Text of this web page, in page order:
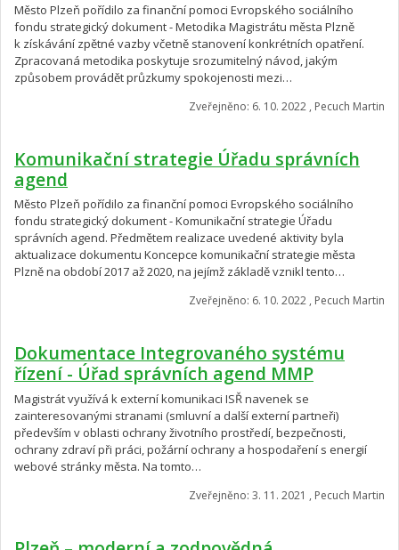
Město Plzeň pořídilo za finanční pomoci Evropského sociálního
fondu strategický dokument - Metodika Magistrátu města Plzně
k získávání zpětné vazby včetně stanovení konkrétních opatření.
Zpracovaná metodika poskytuje srozumitelný návod, jakým
způsobem provádět průzkumy spokojenosti mezi…
Zveřejněno: 6. 10. 2022 , Pecuch Martin
Komunikační strategie Úřadu správních
agend
Město Plzeň pořídilo za finanční pomoci Evropského sociálního
fondu strategický dokument - Komunikační strategie Úřadu
správních agend. Předmětem realizace uvedené aktivity byla
aktualizace dokumentu Koncepce komunikační strategie města
Plzně na období 2017 až 2020, na jejímž základě vznikl tento…
Zveřejněno: 6. 10. 2022 , Pecuch Martin
Dokumentace Integrovaného systému
řízení - Úřad správních agend MMP
Magistrát využívá k externí komunikaci ISŘ navenek se
zainteresovanými stranami (smluvní a další externí partneři)
především v oblasti ochrany životního prostředí, bezpečnosti,
ochrany zdraví při práci, požární ochrany a hospodaření s energií
webové stránky města. Na tomto…
Zveřejněno: 3. 11. 2021 , Pecuch Martin